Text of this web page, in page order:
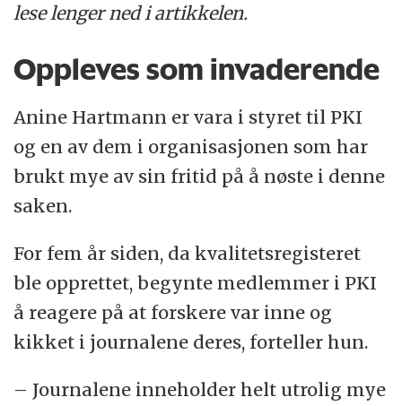
lese lenger ned i artikkelen.
Oppleves som invaderende
Anine Hartmann er vara i styret til PKI
og en av dem i organisasjonen som har
brukt mye av sin fritid på å nøste i denne
saken.
For fem år siden, da kvalitetsregisteret
ble opprettet, begynte medlemmer i PKI
å reagere på at forskere var inne og
kikket i journalene deres, forteller hun.
– Journalene inneholder helt utrolig mye